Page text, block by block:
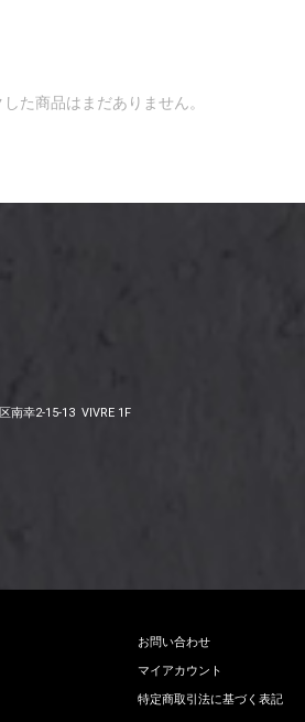
た商品はまだありません。
南幸2-15-13 VIVRE 1F
お問い合わせ
マイアカウント
特定商取引法に基づく表記